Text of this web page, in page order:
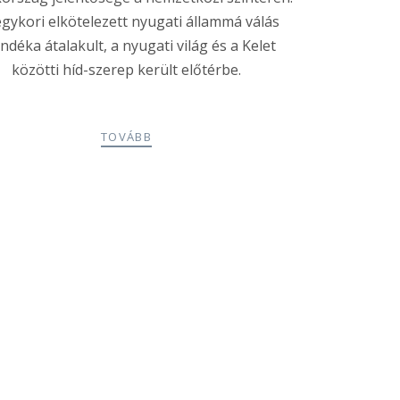
elkötelezett nyugati állammá válás
átalakult, a nyugati világ és a Kelet
közötti híd-szerep került előtérbe.
TOVÁBB